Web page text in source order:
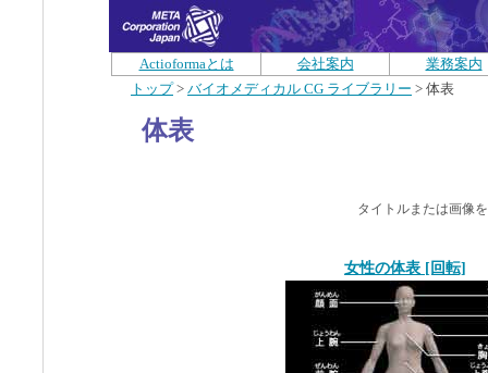
Actioformaとは 会社案内
業務案内
トップ > バイオメディカル CG ライブラリー > 体表
体表
タイトルまたは画像
女性の体表 [回転]